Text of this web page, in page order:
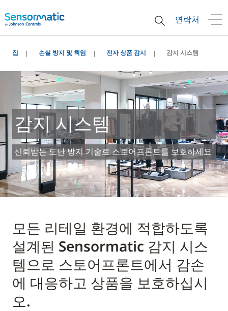
연락처
집 손실 방지 및 책임 전자 상품 감시 감지 시스템
감지 시스템
신뢰받는 도난 방지 기술로 스토어프론트를 보호하세요
모든 리테일 환경에 적합하도록
설계된 Sensormatic 감지 시스
템으로 스토어프론트에서 감손
에 대응하고 상품을 보호하십시
오.